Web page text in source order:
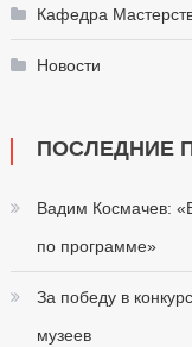
Кафедра
Новости
ПОСЛЕДНИЕ
Вадим Космачев:
по программе»
За победу в
музеев